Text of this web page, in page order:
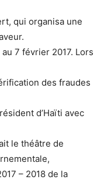
qui organisa une
7 février 2017. Lors
des fraudes
d’Haïti avec
le théâtre de
– 2018 de la